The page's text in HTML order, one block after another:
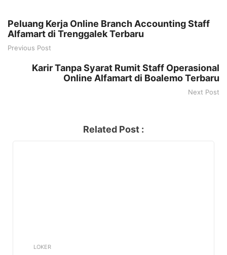
Peluang Kerja Online Branch Accounting Staff
Alfamart di Trenggalek Terbaru
Previous Post
Karir Tanpa Syarat Rumit Staff Operasional
Online Alfamart di Boalemo Terbaru
Next Post
Related Post :
LOKER